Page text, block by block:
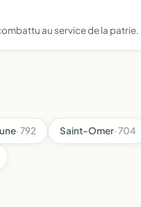
au service de la patrie.
· 792 Saint-Omer· 704